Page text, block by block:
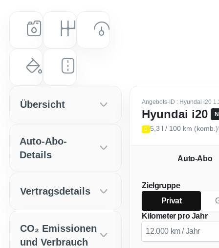
Kraftstoff
Benzin Manuell
Leistung (PS)
79 PS (58 kW)
Farbe
Aurora Grey
Laufleistung
0 km
Angebots-ID : Hyundai i20
Hyundai i20
D 5,3 l / 100 km
Auto-Abo
Zielgruppe
Privat
Kilometer pro Jahr
Übersicht
Auto-Abo-
Details
Vertragsdetails
CO₂ Emissionen
und Verbrauch